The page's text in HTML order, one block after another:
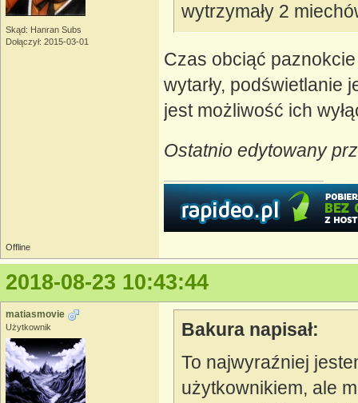
Skąd: Hanran Subs
Dołączył: 2015-03-01
wytrzymały 2
Czas obciąć
wytarły, podświetlanie
jest możliwość ich
Ostatnio edytowany
Offline
2018-08-23 10:43:44
matiasmovie
Użytkownik
Bakura napisał:
To najwyraźniej
użytkownikiem, ale